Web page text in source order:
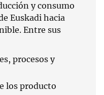
y consumo
Euskadi hacia
Entre sus
procesos y
los producto